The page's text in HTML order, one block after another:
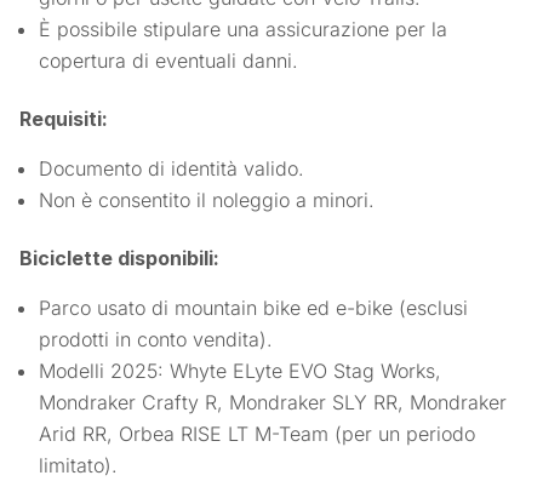
È possibile stipulare una assicurazione per la
copertura di eventuali danni.
Requisiti:
Documento di identità valido.
Non è consentito il noleggio a minori.
Biciclette disponibili:
Parco usato di mountain bike ed e-bike (esclusi
prodotti in conto vendita).
Modelli 2025: Whyte ELyte EVO Stag Works,
Mondraker Crafty R, Mondraker SLY RR, Mondraker
Arid RR, Orbea RISE LT M-Team (per un periodo
limitato).